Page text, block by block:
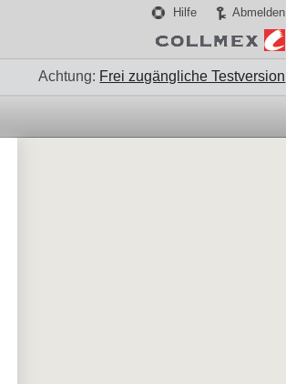
Hilfe Abmelden
Achtung: Frei zugängliche Testversion